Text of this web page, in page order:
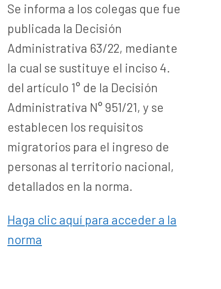
Se informa a los colegas que fue
publicada la Decisión
Administrativa 63/22, mediante
la cual se sustituye el inciso 4.
del artículo 1° de la Decisión
Administrativa N° 951/21, y se
establecen los requisitos
migratorios para el ingreso de
personas al territorio nacional,
detallados en la norma.
Haga clic aquí para acceder a la
norma